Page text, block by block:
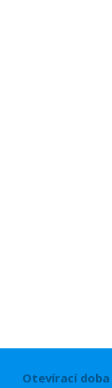
Otevírací doba